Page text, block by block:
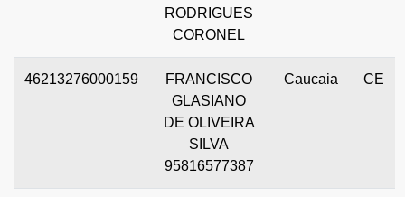
RODRIGUES
CORONEL
46213276000159
FRANCISCO
GLASIANO
DE OLIVEIRA
SILVA
95816577387
Caucaia CE